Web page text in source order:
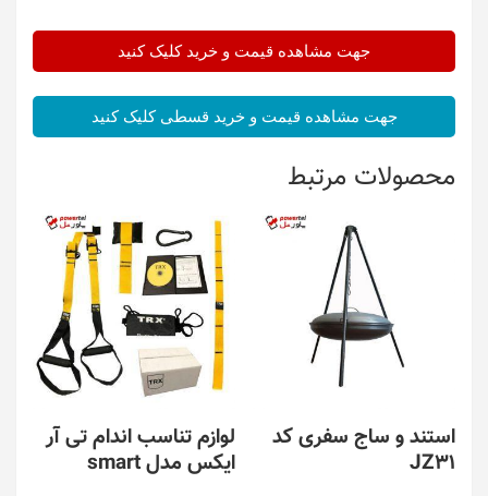
جهت مشاهده قیمت و خرید کلیک کنید
جهت مشاهده قیمت و خرید قسطی کلیک کنید
محصولات مرتبط
استند و ساج سفری کد
JZ31
لوازم تناسب اندام تی آر
ایکس مدل smart